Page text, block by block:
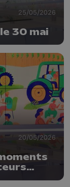
25/05/2026
30 mai
20/05/2026